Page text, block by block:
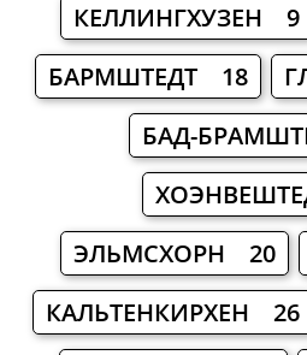
КЕЛЛИНГХУЗЕН 9
БАРМШТЕДТ 18
БАД-
ЭЛЬМСХОРН 20
КАЛЬТЕНКИРХЕН 26